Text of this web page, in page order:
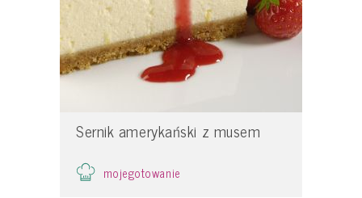
Sernik amerykański z musem
mojegotowanie